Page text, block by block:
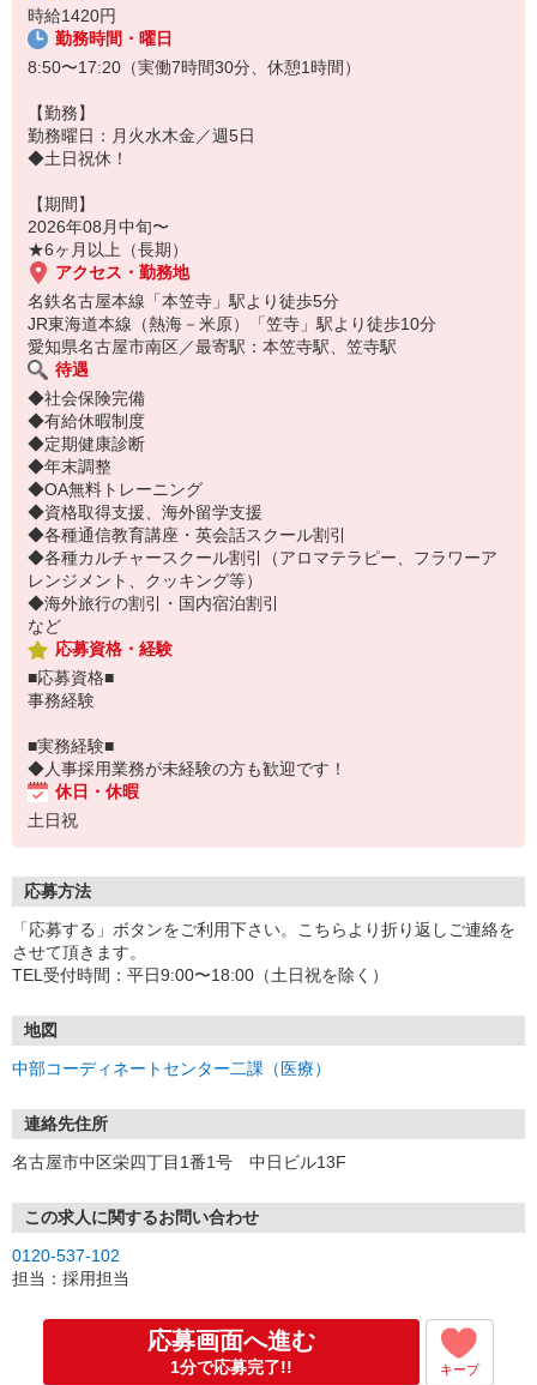
時給1420円
勤務時間・曜日
8:50〜17:20（実働7時間30分、休憩1時間）
【勤務】
勤務曜日：月火水木金／週5日
◆土日祝休！
【期間】
2026年08月中旬〜
★6ヶ月以上（長期）
アクセス・勤務地
名鉄名古屋本線「本笠寺」駅より徒歩5分
JR東海道本線（熱海－米原）「笠寺」駅より徒歩10分
愛知県名古屋市南区／最寄駅：本笠寺駅、笠寺駅
待遇
◆社会保険完備
◆有給休暇制度
◆定期健康診断
◆年末調整
◆OA無料トレーニング
◆資格取得支援、海外留学支援
◆各種通信教育講座・英会話スクール割引
◆各種カルチャースクール割引（アロマテラピー、フラワーア
レンジメント、クッキング等）
◆海外旅行の割引・国内宿泊割引
など
応募資格・経験
■応募資格■
事務経験
■実務経験■
◆人事採用業務が未経験の方も歓迎です！
休日・休暇
土日祝
応募方法
「応募する」ボタンをご利用下さい。こちらより折り返しご連絡を
させて頂きます。
TEL受付時間：平日9:00〜18:00（土日祝を除く）
地図
中部コーディネートセンター二課（医療）
連絡先住所
名古屋市中区栄四丁目1番1号 中日ビル13F
この求人に関するお問い合わせ
0120-537-102
担当：採用担当
応募画面へ進む
1分で応募完了!! キープ